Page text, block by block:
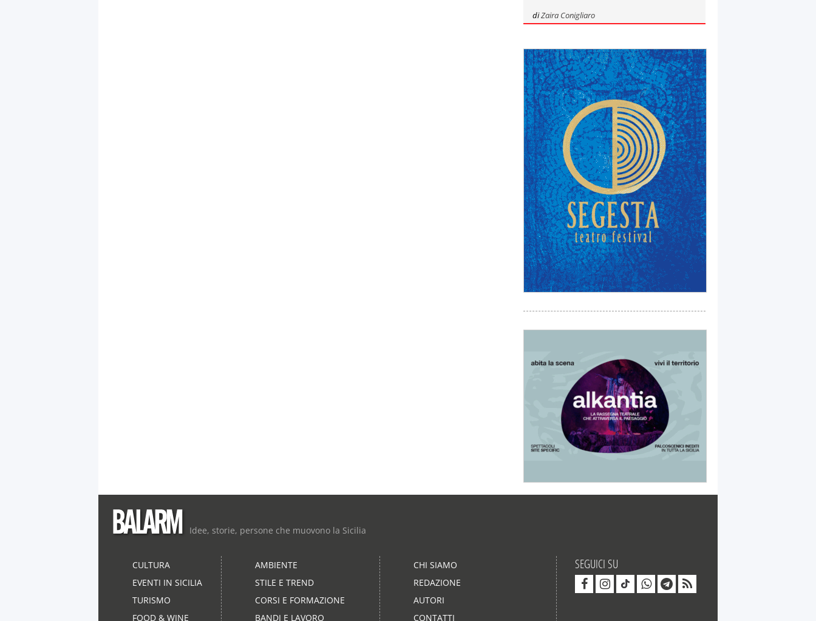
diZaira Conigliaro
Idee, storie, persone che muovono la Sicilia
CULTURA
EVENTI IN SICILIA
TURISMO
FOOD & WINE
AMBIENTE
STILE E TREND
CORSI E FORMAZIONE
BANDI E LAVORO
CHI SIAMO
REDAZIONE
AUTORI
CONTATTI
SEGUICI SU